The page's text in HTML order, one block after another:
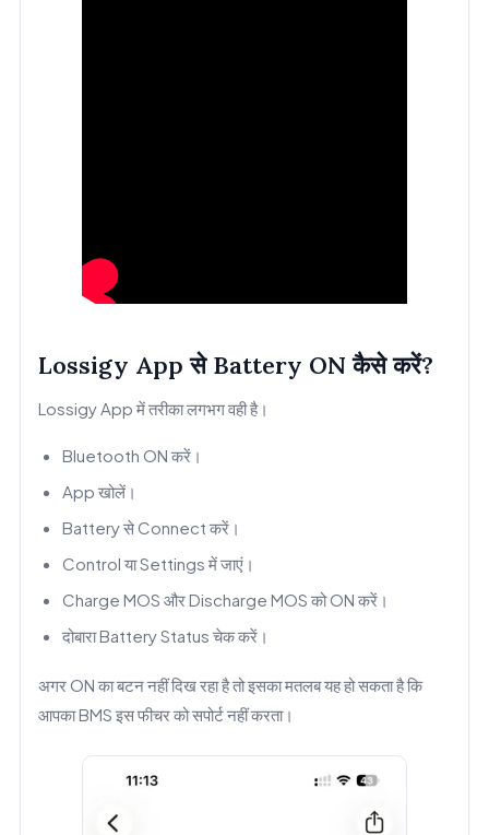
Lossigy App से Battery ON कैसे करें?
Lossigy App में तरीका लगभग वही है।
Bluetooth ON करें।
App खोलें।
Battery से Connect करें।
Control या Settings में जाएं।
Charge MOS और Discharge MOS को ON करें।
दोबारा Battery Status चेक करें।
अगर ON का बटन नहीं दिख रहा है तो इसका मतलब यह हो सकता है कि
आपका BMS इस फीचर को सपोर्ट नहीं करता।